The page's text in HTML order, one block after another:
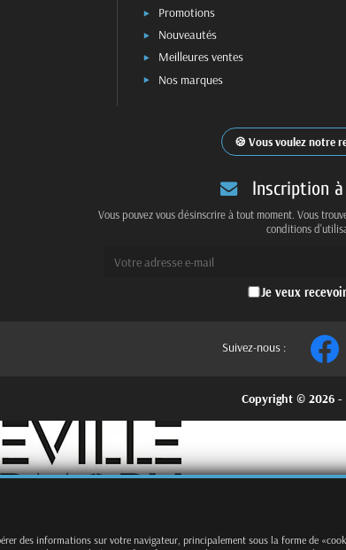
Promotions
Nouveautés
Meilleures ventes
Nos marques
Vous voulez notre
Inscription
Vous pouvez vous désinscrire à tout moment. Vous
conditions
Je veux
Suivez-nous :
Copyright © 2026 -
des informations sur votre navigateur, principalement sous la forme de